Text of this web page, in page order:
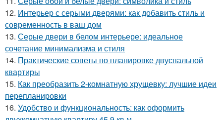
12. Интерьер с серыми дверями: как добавить стиль и
современность в ваш дом
13. Серые двери в белом интерьере: идеальное
сочетание минимализма и стиля
14. Практические советы по планировке двуспальной
квартиры
15. Как преобразить 2-комнатную хрущевку: лучшие идеи
перепланировки
16. Удобство и функциональность: как оформить